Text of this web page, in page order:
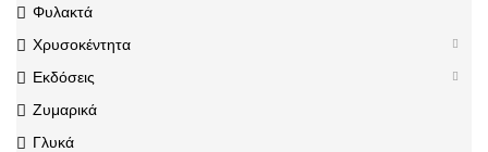
Φυλακτά
Χρυσοκέντητα
Εκδόσεις
Ζυμαρικά
Γλυκά